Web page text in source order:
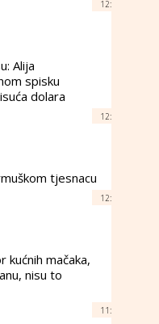
12:
Alija
spisku
dolara
12:
tjesnacu
12:
kućnih mačaka,
nisu to
11: